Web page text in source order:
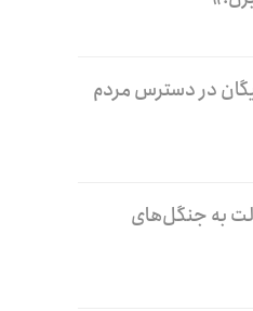
در دسترس مردم
به جنگل‌های